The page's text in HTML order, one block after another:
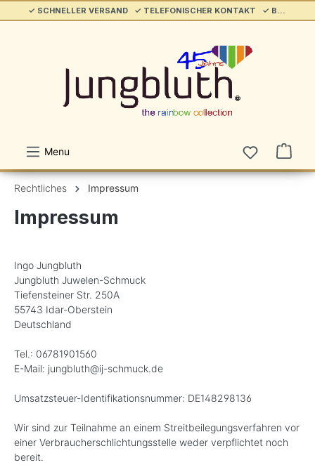
springen ✓ SCHNELLER VERSAND ✓ TELEFONISCHER KONTAKT ✓ BELIEBT & ETABLIERT ✓ SERVICE/HILFE
Menu
Rechtliches Impressum
Impressum
Ingo Jungbluth
Jungbluth Juwelen-Schmuck
Tiefensteiner Str. 250A
55743 Idar-Oberstein
Deutschland
Tel.: 06781901560
E-Mail: jungbluth@ij-schmuck.de
Umsatzsteuer-Identifikationsnummer: DE148298136
Wir sind zur Teilnahme an einem Streitbeilegungsverfahren vor
einer Verbraucherschlichtungsstelle weder verpflichtet noch
bereit.